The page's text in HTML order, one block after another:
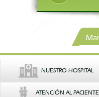
NUESTRO HOSPITAL
ATENCIÓN AL PACIENTE